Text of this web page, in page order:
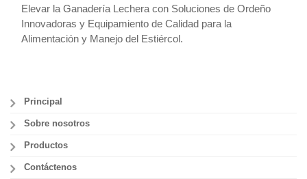
Elevar la Ganadería Lechera con Soluciones de Ordeño
Innovadoras y Equipamiento de Calidad para la
Alimentación y Manejo del Estiércol.
Principal
Sobre nosotros
Productos
Contáctenos